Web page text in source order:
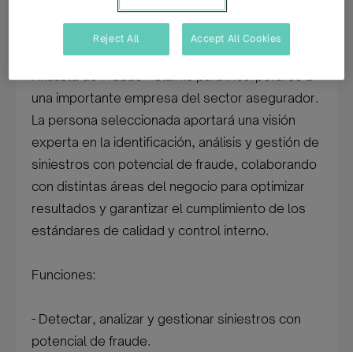
casos complejos?
Desde Fundación Adecco buscamos un/a
Analista de Fraude - Claims para incorporarse a
una importante empresa del sector asegurador.
La persona seleccionada aportará una visión
experta en la identificación, análisis y gestión de
siniestros con potencial de fraude, colaborando
con distintas áreas del negocio para optimizar
resultados y garantizar el cumplimiento de los
estándares de calidad y control interno.
Funciones:
- Detectar, analizar y gestionar siniestros con
potencial de fraude.
Reject All Accept All Cookies